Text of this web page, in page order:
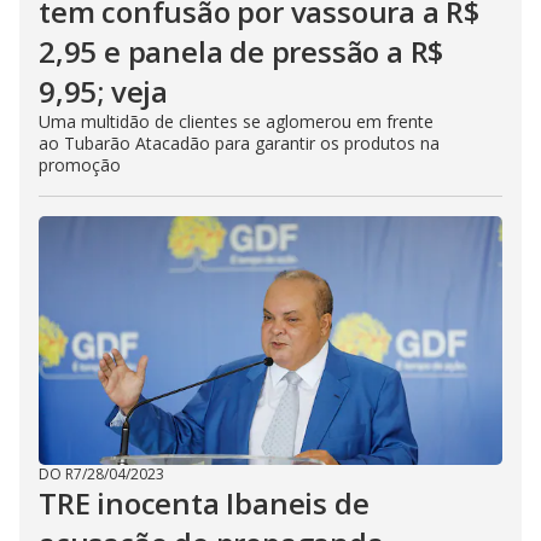
tem confusão por vassoura a R$
2,95 e panela de pressão a R$
9,95; veja
Uma multidão de clientes se aglomerou em frente
ao Tubarão Atacadão para garantir os produtos na
promoção
DO R7/28/04/2023
TRE inocenta Ibaneis de